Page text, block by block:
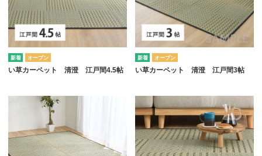
オープン
い草カーペット 清澄 江戸間4.5帖
オープン
い草カーペット 清澄 江戸間3帖